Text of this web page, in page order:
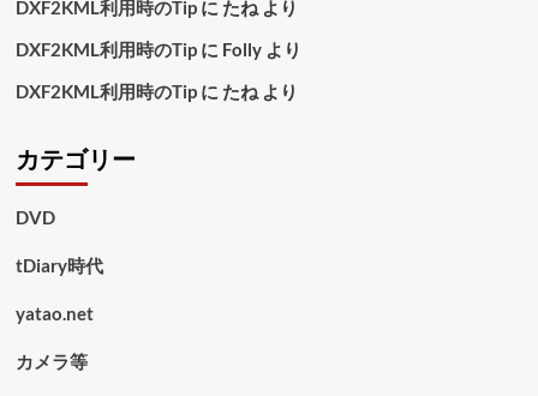
DXF2KML利用時のTipに たねより
DXF2KML利用時のTipに Follyより
DXF2KML利用時のTipに たねより
カテゴリー
DVD
tDiary時代
yatao.net
カメラ等